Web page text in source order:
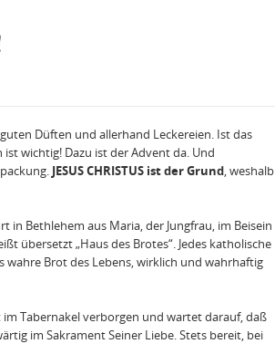
Düften und allerhand Leckereien. Ist das
wichtig! Dazu ist der Advent da. Und
JESUS CHRISTUS ist der Grund, weshalb
in Bethlehem aus Maria, der Jungfrau, im Beisein
übersetzt „Haus des Brotes“. Jedes katholische
wahre Brot des Lebens, wirklich und wahrhaftig
im Tabernakel verborgen und wartet darauf, daß
im Sakrament Seiner Liebe. Stets bereit, bei